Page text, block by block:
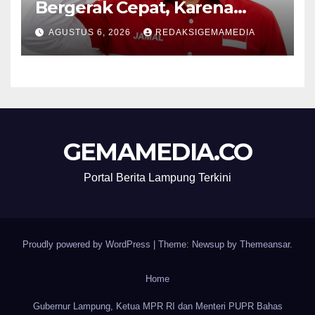
Bergerak Cepat, Karena
Nyawa Tidak Bisa Menunggu
AGUSTUS 6, 2026 REDAKSIGEMAMEDIA
GEMAMEDIA.CO
Portal Berita Lampung Terkini
Proudly powered by WordPress Theme: Newsup by Themeansar.
Home
Gubernur Lampung, Ketua MPR RI dan Menteri PUPR Bahas